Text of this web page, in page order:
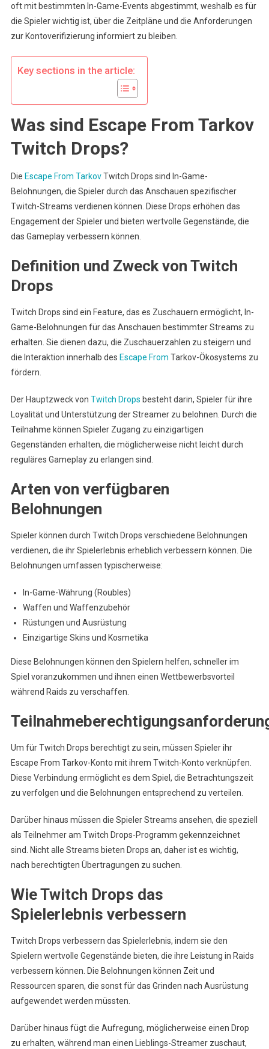
oft mit bestimmten In-Game-Events abgestimmt, weshalb es für
die Spieler wichtig ist, über die Zeitpläne und die Anforderungen
zur Kontoverifizierung informiert zu bleiben.
Key sections in the article:
Was sind Escape From Tarkov
Twitch Drops?
Die Escape From TarkovTwitch Drops sind In-Game-
Belohnungen, die Spieler durch das Anschauen spezifischer
Twitch-Streams verdienen können. Diese Drops erhöhen das
Engagement der Spieler und bieten wertvolle Gegenstände, die
das Gameplay verbessern können.
Definition und Zweck von Twitch
Drops
Twitch Drops sind ein Feature, das es Zuschauern ermöglicht, In-
Game-Belohnungen für das Anschauen bestimmter Streams zu
erhalten. Sie dienen dazu, die Zuschauerzahlen zu steigern und
die Interaktion innerhalb des Escape From Tarkov-Ökosystems zu
fördern.
Der Hauptzweck von Twitch Drops besteht darin, Spieler für ihre
Loyalität und Unterstützung der Streamer zu belohnen. Durch die
Teilnahme können Spieler Zugang zu einzigartigen
Gegenständen erhalten, die möglicherweise nicht leicht durch
reguläres Gameplay zu erlangen sind.
Arten von verfügbaren
Belohnungen
Spieler können durch Twitch Drops verschiedene Belohnungen
verdienen, die ihr Spielerlebnis erheblich verbessern können. Die
Belohnungen umfassen typischerweise:
In-Game-Währung (Roubles)
Waffen und Waffenzubehör
Rüstungen und Ausrüstung
Einzigartige Skins und Kosmetika
Diese Belohnungen können den Spielern helfen, schneller im
Spiel voranzukommen und ihnen einen Wettbewerbsvorteil
während Raids zu verschaffen.
Um für Twitch Drops berechtigt zu sein, müssen Spieler ihr
Escape From Tarkov-Konto mit ihrem Twitch-Konto verknüpfen.
Diese Verbindung ermöglicht es dem Spiel, die Betrachtungszeit
zu verfolgen und die Belohnungen entsprechend zu verteilen.
Darüber hinaus müssen die Spieler Streams ansehen, die speziell
als Teilnehmer am Twitch Drops-Programm gekennzeichnet
sind. Nicht alle Streams bieten Drops an, daher ist es wichtig,
nach berechtigten Übertragungen zu suchen.
Wie Twitch Drops das
Spielerlebnis verbessern
Twitch Drops verbessern das Spielerlebnis, indem sie den
Spielern wertvolle Gegenstände bieten, die ihre Leistung in Raids
verbessern können. Die Belohnungen können Zeit und
Ressourcen sparen, die sonst für das Grinden nach Ausrüstung
aufgewendet werden müssten.
Darüber hinaus fügt die Aufregung, möglicherweise einen Drop
zu erhalten, während man einen Lieblings-Streamer zuschaut,